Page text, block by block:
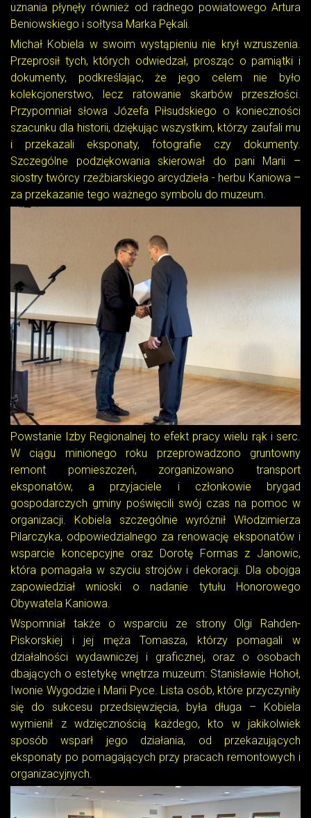
uznania płynęły również od radnego powiatowego Artura
Beniowskiego i sołtysa Marka Pękali.
Michał Kobiela w swoim wystąpieniu nie krył wzruszenia.
Przeprosił tych, których odwiedzał, prosząc o pamiątki i
dokumenty, podkreślając, że jego celem nie było
kolekcjonerstwo, lecz ratowanie skarbów przeszłości.
Przypomniał słowa Józefa Piłsudskiego o konieczności
szacunku dla historii, dziękując wszystkim, którzy zaufali mu
i przekazali eksponaty, fotografie czy dokumenty.
Szczególne podziękowania skierował do pani Marii –
siostry twórcy rzeźbiarskiego arcydzieła - herbu Kaniowa –
za przekazanie tego ważnego symbolu do muzeum.
Powstanie Izby Regionalnej to efekt pracy wielu rąk i serc.
W ciągu minionego roku przeprowadzono gruntowny
remont pomieszczeń, zorganizowano transport
eksponatów, a przyjaciele i członkowie brygad
gospodarczych gminy poświęcili swój czas na pomoc w
organizacji. Kobiela szczególnie wyróżnił Włodzimierza
Pilarczyka, odpowiedzialnego za renowację eksponatów i
wsparcie koncepcyjne oraz Dorotę Formas z Janowic,
która pomagała w szyciu strojów i dekoracji. Dla obojga
zapowiedział wnioski o nadanie tytułu Honorowego
Obywatela Kaniowa.
Wspomniał także o wsparciu ze strony Olgi Rahden-
Piskorskiej i jej męża Tomasza, którzy pomagali w
działalności wydawniczej i graficznej, oraz o osobach
dbających o estetykę wnętrza muzeum: Stanisławie Hohoł,
Iwonie Wygodzie i Marii Pyce. Lista osób, które przyczyniły
się do sukcesu przedsięwzięcia, była długa – Kobiela
wymienił z wdzięcznością każdego, kto w jakikolwiek
sposób wsparł jego działania, od przekazujących
eksponaty po pomagających przy pracach remontowych i
organizacyjnych.